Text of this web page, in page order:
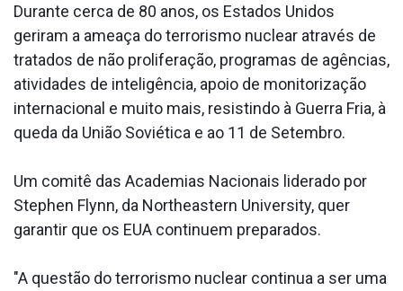
Durante cerca de 80 anos, os Estados Unidos
geriram a ameaça do terrorismo nuclear através de
tratados de não proliferação, programas de agências,
atividades de inteligência, apoio de monitorização
internacional e muito mais, resistindo à Guerra Fria, à
queda da União Soviética e ao 11 de Setembro.
Um comitê das Academias Nacionais liderado por
Stephen Flynn, da Northeastern University, quer
garantir que os EUA continuem preparados.
"A questão do terrorismo nuclear continua a ser uma